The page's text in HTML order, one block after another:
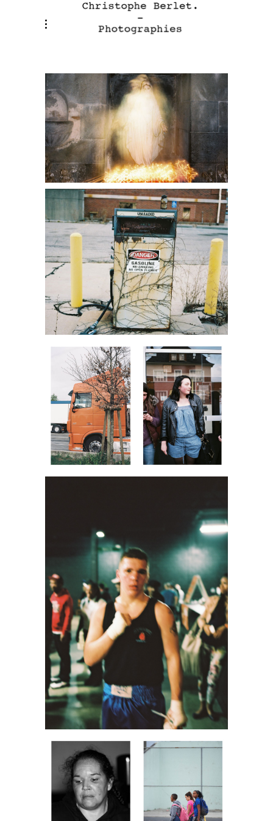
Portfolio
La rage de vivre
Portfolio
Corps et âme
home page